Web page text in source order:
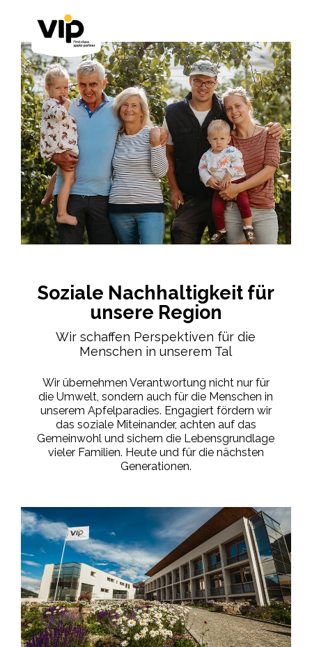
Soziale Nachhaltigkeit für
unsere Region
Wir schaffen Perspektiven für die
Menschen in unserem Tal
Wir übernehmen Verantwortung nicht nur für
die Umwelt, sondern auch für die Menschen in
unserem Apfelparadies. Engagiert fördern wir
das soziale Miteinander, achten auf das
Gemeinwohl und sichern die Lebensgrundlage
vieler Familien. Heute und für die nächsten
Generationen.